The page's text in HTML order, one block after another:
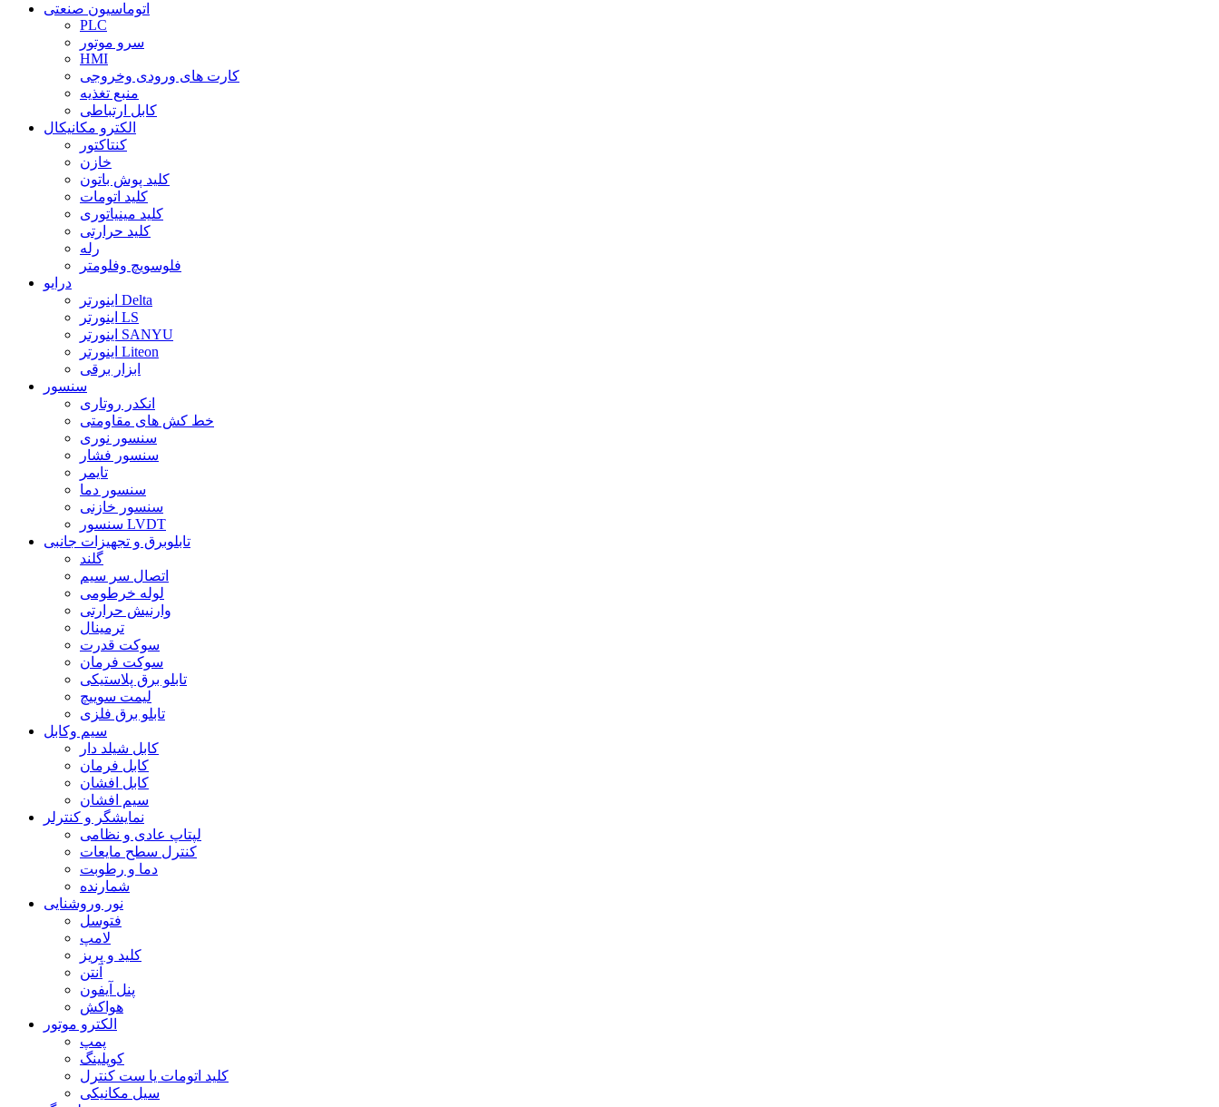
اتوماسیون صنعتی
PLC
سرو موتور
HMI
کارت های ورودی وخروجی
منبع تغذیه
کابل ارتباطی
الکترو مکانیکال
کنتاکتور
خازن
کلید پوش باتون
کلید اتومات
کلید مینیاتوری
کلید حرارتی
رله
فلوسویچ وفلومتر
درایو
اینورتر Delta
اینورتر LS
اینورتر SANYU
اینورتر Liteon
ابزار برقی
سنسور
انکدر روتاری
خط کش های مقاومتی
سنسور نوری
سنسور فشار
تایمر
سنسور دما
سنسور خازنی
سنسور LVDT
تابلوبرق و تجهیزات جانبی
گلند
اتصال سر سیم
لوله خرطومی
وارنیش حرارتی
ترمینال
سوکت قدرت
سوکت فرمان
تابلو برق پلاستیکی
لیمت سوییچ
تابلو برق فلزی
سیم وکابل
کابل شیلد دار
کابل فرمان
کابل افشان
سیم افشان
نمایشگر و کنترلر
لپتاپ عادی و نظامی
کنترل سطح مایعات
دما و رطوبت
شمارنده
نور وروشنایی
فتوسل
لامپ
کلید و پریز
آنتن
پنل آیفون
هواکش
الکترو موتور
پمپ
کوپلینگ
کلید اتومات یا ست کنترل
سیل مکانیکی